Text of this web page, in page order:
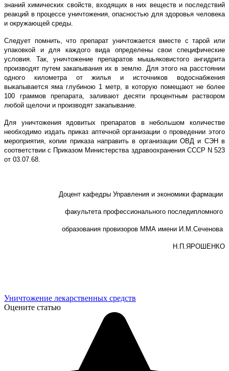
знаний химических свойств, входящих в них веществ и последствий
реакций в процессе уничтожения, опасностью для здоровья человека
и окружающей среды.
Следует помнить, что препарат уничтожается вместе с тарой или
упаковкой и для каждого вида определены свои специфические
условия. Так, уничтожение препаратов мышьяковистого ангидрита
производят путем закапывания их в землю. Для этого на расстоянии
одного километра от жилья и источников водоснабжения
выкапывается яма глубиною 1 метр, в которую помещают не более
100 граммов препарата, заливают десяти процентным раствором
любой щелочи и производят закапывание.
Для уничтожения ядовитых препаратов в небольшом количестве
необходимо издать приказ аптечной организации о проведении этого
мероприятия, копии приказа направить в организации ОВД и СЭН в
соответствии с Приказом Министерства здравоохранения СССР N 523
от 03.07.68.
Доцент кафедры Управления и экономики фармации
факультета профессионального последипломного
образования провизоров ММА имени И.М.Сеченова
Н.П.ЯРОШЕНКО
Уничтожение лекарственных средств
Оцените статью